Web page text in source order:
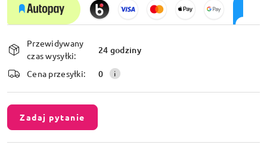
i
dostawa
Przewidywany
czas wysyłki:
24 godziny
Cena przesyłki: 0
Zadaj pytanie